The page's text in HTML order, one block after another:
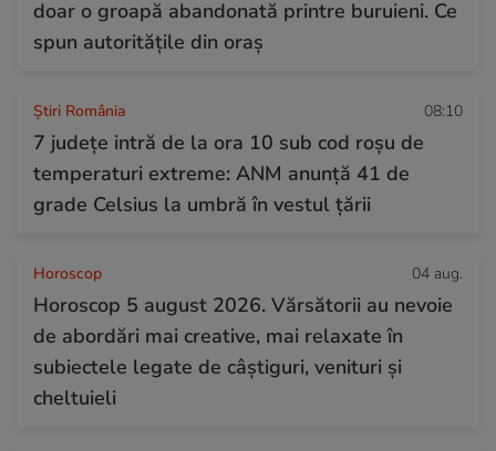
doar o groapă abandonată printre buruieni. Ce
spun autoritățile din oraș
Știri România 08:10
7 județe intră de la ora 10 sub cod roșu de
temperaturi extreme: ANM anunță 41 de
grade Celsius la umbră în vestul țării
Horoscop 04 aug.
Horoscop 5 august 2026. Vărsătorii au nevoie
de abordări mai creative, mai relaxate în
subiectele legate de câștiguri, venituri și
cheltuieli